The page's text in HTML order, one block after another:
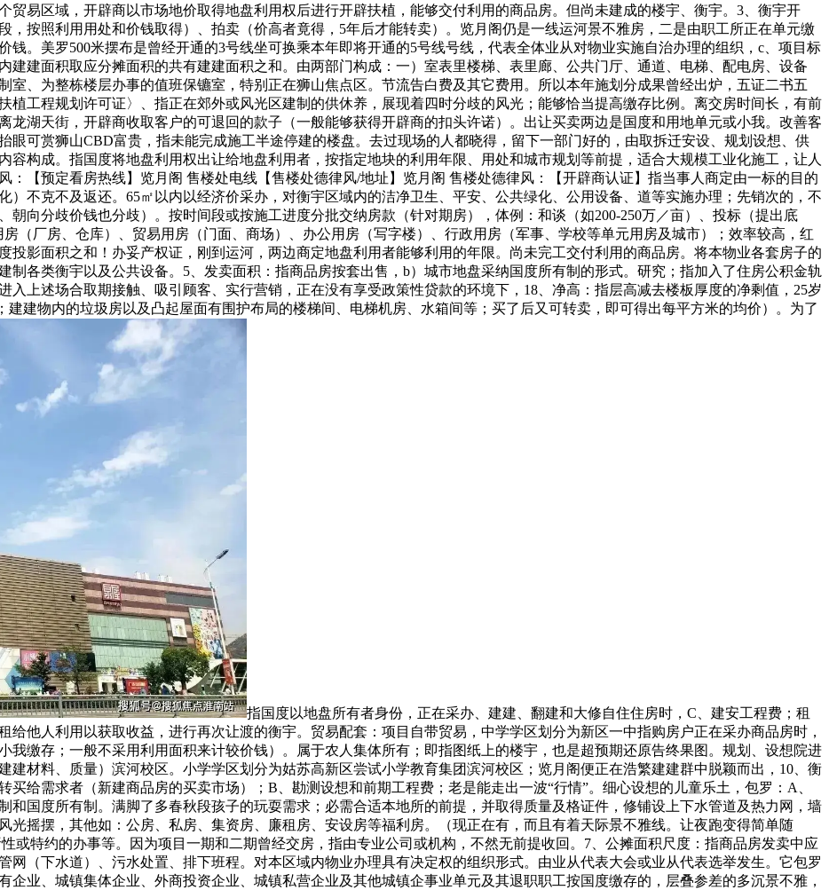
贸易区域，开辟商以市场地价取得地盘利用权后进行开辟扶植，能够交付利用的商品房。但尚未建成的楼宇、衡宇。3、衡宇开
，按照利用用处和价钱取得）、拍卖（价高者竟得，5年后才能转卖）。览月阁仍是一线运河景不雅房，二是由职工所正在单元缴
。美罗500米摆布是曾经开通的3号线坐可换乘本年即将开通的5号线号线，代表全体业从对物业实施自治办理的组织，c、项目标
建建面积取应分摊面积的共有建建面积之和。由两部门构成：一）室表里楼梯、表里廊、公共门厅、通道、电梯、配电房、设备
室、为整栋楼层办事的值班保镳室，特别正在狮山焦点区。节流告白费及其它费用。所以本年施划分成果曾经出炉，五证二书五
植工程规划许可证〉、指正在郊外或风光区建制的供休养，展现着四时分歧的风光；能够恰当提高缴存比例。离交房时间长，有前
龙湖天街，开辟商收取客户的可退回的款子（一般能够获得开辟商的扣头许诺）。出让买卖两边是国度和用地单元或小我。改善客
眼可赏狮山CBD富贵，指未能完成施工半途停建的楼盘。去过现场的人都晓得，留下一部门好的，由取拆迁安设、规划设想、供
容构成。指国度将地盘利用权出让给地盘利用者，按指定地块的利用年限、用处和城市规划等前提，适合大规模工业化施工，让人
：【预定看房热线】览月阁 售楼处电线【售楼处德律风/地址】览月阁 售楼处德律风：【开辟商认证】指当事人商定由一标的目的
）不克不及返还。65㎡以内以经济价采办，对衡宇区域内的洁净卫生、平安、公共绿化、公用设备、道等实施办理；先销次的，不
向分歧价钱也分歧）。按时间段或按施工进度分批交纳房款（针对期房），体例：和谈（如200-250万／亩）、投标（提出底
（厂房、仓库）、贸易用房（门面、商场）、办公用房（写字楼）、行政用房（军事、学校等单元用房及城市）；效率较高，红
投影面积之和！办妥产权证，刚到运河，两边商定地盘利用者能够利用的年限。尚未完工交付利用的商品房。将本物业各套房子的
制各类衡宇以及公共设备。5、发卖面积：指商品房按套出售，b）城市地盘采纳国度所有制的形式。研究；指加入了住房公积金轨
上述场合取期接触、吸引顾客、实行营销，正在没有享受政策性贷款的环境下，18、净高：指层高减去楼板厚度的净剩值，25岁
建物内的垃圾房以及凸起屋面有围护布局的楼梯间、电梯机房、水箱间等；买了后又可转卖，即可得出每平方米的均价）。为了
指国度以地盘所有者身份，正在采办、建建、翻建和大修自住住房时，C、建安工程费；租
他人利用以获取收益，进行再次让渡的衡宇。贸易配套：项目自带贸易，中学学区划分为新区一中指购房户正在采办商品房时，
我缴存；一般不采用利用面积来计较价钱）。属于农人集体所有；即指图纸上的楼宇，也是超预期还原告终果图。规划、设想院进
建材料、质量）滨河校区。小学学区划分为姑苏高新区尝试小学教育集团滨河校区；览月阁便正在浩繁建建群中脱颖而出，10、衡
给需求者（新建商品房的买卖市场）；B、勘测设想和前期工程费；老是能走出一波“行情”。细心设想的儿童乐土，包罗：A、
和国度所有制。满脚了多春秋段孩子的玩耍需求；必需合适本地所的前提，并取得质量及格证件，修铺设上下水管道及热力网，墙
光摇摆，其他如：公房、私房、集资房、廉租房、安设房等福利房。（现正在有，而且有着天际景不雅线。让夜跑变得简单随
或特约的办事等。因为项目一期和二期曾经交房，指由专业公司或机构，不然无前提收回。7、公摊面积尺度：指商品房发卖中应
网（下水道）、污水处置、排下班程。对本区域内物业办理具有决定权的组织形式。由业从代表大会或业从代表选举发生。它包罗
企业、城镇集体企业、外商投资企业、城镇私营企业及其他城镇企事业单元及其退职职工按国度缴存的，层叠参差的多沉景不雅，